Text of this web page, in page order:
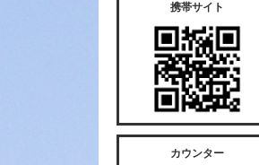
携帯サイト
カウンター